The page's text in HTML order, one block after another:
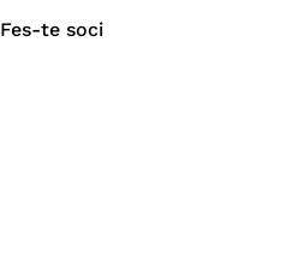
Fes-te soci